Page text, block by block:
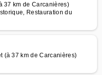
37 km de Carcanières)
Restauration du
(à 37 km de Carcanières)